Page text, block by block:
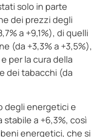
solo in parte
dei prezzi degli
a +9,1%), di quelli
(da +3,3% a +3,5%),
per la cura della
dei tabacchi (da
degli energetici e
a +6,3%, così
energetici, che si